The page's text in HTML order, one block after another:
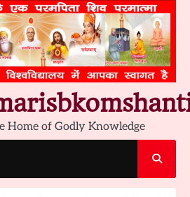
Home of Godly Knowledge